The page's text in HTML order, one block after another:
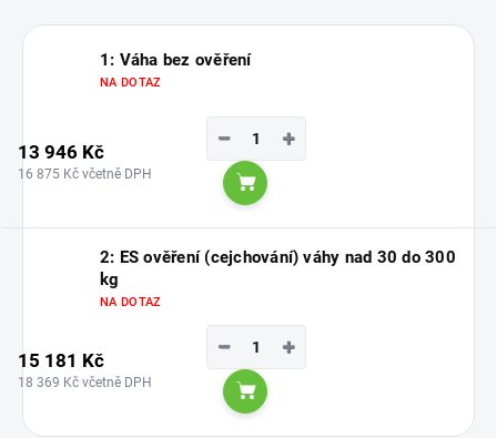
1: Váha bez ověření
NA DOTAZ
13 946 Kč
16 875 Kč včetně DPH
+
−
Do košíku
2: ES ověření (cejchování) váhy nad 30 do 300
kg
NA DOTAZ
15 181 Kč
18 369 Kč včetně DPH
+
−
Do košíku